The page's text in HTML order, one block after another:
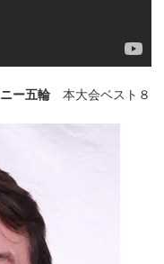
ー五輪 本大会ベスト８